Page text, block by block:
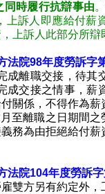
同時履行抗辯事由
上訴人即應給付薪
上訴人此部分所辯
法院98年度勞訴字
成離職交接，待其
成交接之情事，薪
關係，不得作為
至離職之日期間
務為由拒絕給付薪
法院104年度勞訴
雙方另有約定外